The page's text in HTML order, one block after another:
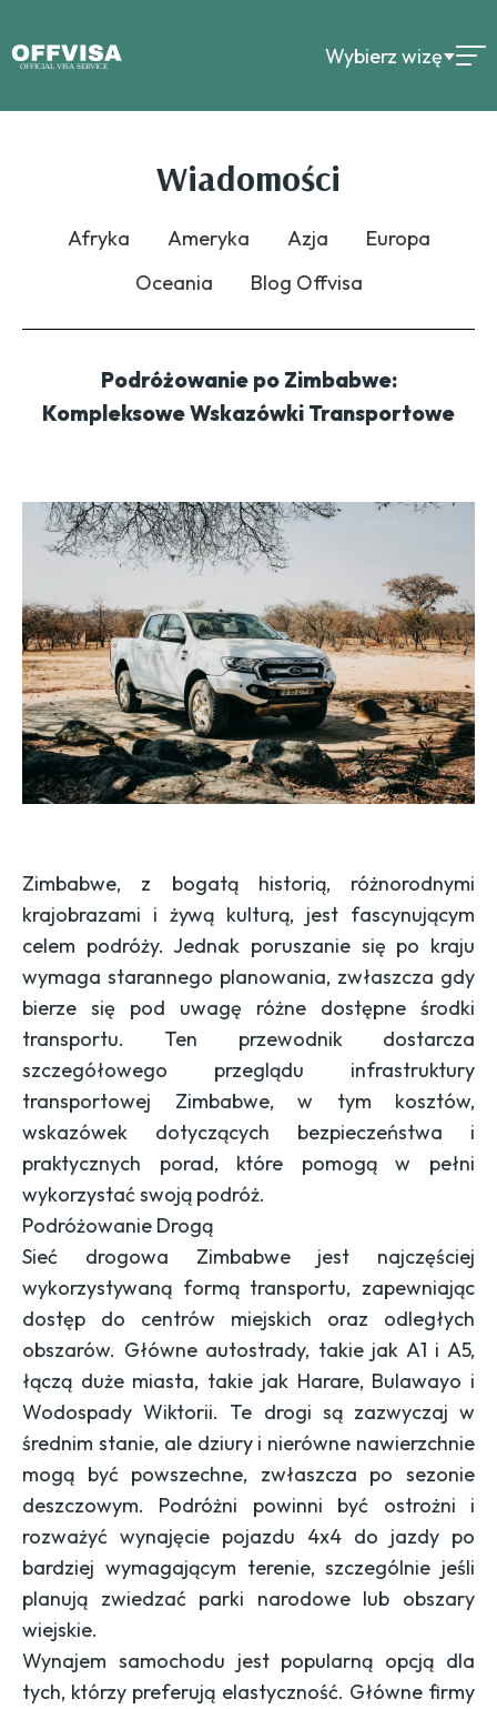
Wybierz wizę
Wiadomości
Afryka Ameryka Azja
Europa
Oceania
Blog Offvisa
Podróżowanie po Zimbabwe:
Kompleksowe Wskazówki Transportowe
Zimbabwe, z bogatą historią, różnorodnymi
krajobrazami i żywą kulturą, jest fascynującym
celem podróży. Jednak poruszanie się po kraju
wymaga starannego planowania, zwłaszcza gdy
bierze się pod uwagę różne dostępne środki
transportu. Ten przewodnik dostarcza
szczegółowego przeglądu infrastruktury
transportowej Zimbabwe, w tym kosztów,
wskazówek dotyczących bezpieczeństwa i
praktycznych porad, które pomogą w pełni
wykorzystać swoją podróż.
Podróżowanie Drogą
Sieć drogowa Zimbabwe jest najczęściej
wykorzystywaną formą transportu, zapewniając
dostęp do centrów miejskich oraz odległych
obszarów. Główne autostrady, takie jak A1 i A5,
łączą duże miasta, takie jak Harare, Bulawayo i
Wodospady Wiktorii. Te drogi są zazwyczaj w
średnim stanie, ale dziury i nierówne nawierzchnie
mogą być powszechne, zwłaszcza po sezonie
deszczowym. Podróżni powinni być ostrożni i
rozważyć wynajęcie pojazdu 4x4 do jazdy po
bardziej wymagającym terenie, szczególnie jeśli
planują zwiedzać parki narodowe lub obszary
wiejskie.
Wynajem samochodu jest popularną opcją dla
tych, którzy preferują elastyczność. Główne firmy